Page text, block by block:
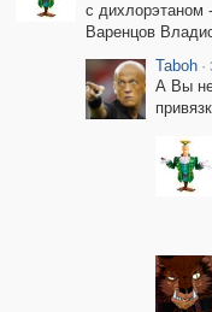
с дихлорэтаном
Варенцов
Taboh ·
А Вы не